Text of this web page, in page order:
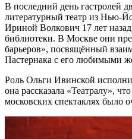
В последний день гастролей
литературный театр из Нью-
Ириной Волкович 17 лет
библиотеки. В Москве они
барьеров», посвящённый
Пастернака с его любимыми
Роль Ольги Ивинской
она рассказала «Театралу»,
московских спектаклях было